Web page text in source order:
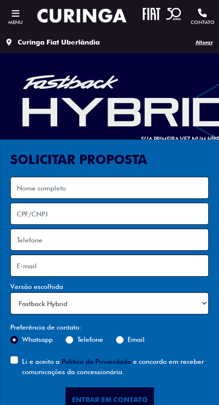
MENU CONTATO
Curinga Fiat Uberlândia Alterar
SOLICITAR PROPOSTA
Versão escolhida
Preferência de contato:
Whatsapp
Telefone Email
Li e aceito a Política de Privacidade e concordo em receber
comunicações da concessionária.
ENTRAR EM CONTATO